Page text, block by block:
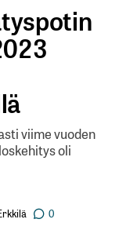
viime vuoden
oli
0